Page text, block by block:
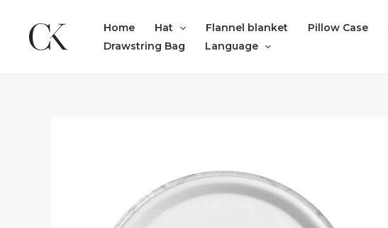
content
Home Hat Flannel blanket Pillow Case
Drawstring Bag
Language